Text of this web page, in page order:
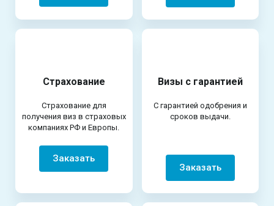
Страхование
Страхование для
получения виз в страховых
компаниях РФ и Европы.
Заказать
Визы с гарантией
С гарантией одобрения и
сроков выдачи.
Заказать